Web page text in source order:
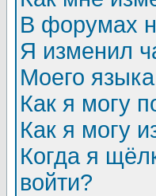
В форумах
Я изменил
Моего
Как я могу
Как я могу
Когда я
войти?